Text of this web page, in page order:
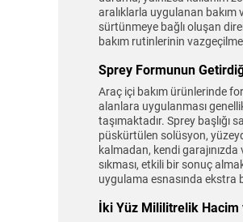
aralıklarla uygulanan bakım
sürtünmeye bağlı oluşan
bakım rutinlerinin
Sprey Formunun
Araç içi bakım ürünlerinde
alanlara uygulanması
taşımaktadır. Sprey
püskürtülen solüsyon,
kalmadan, kendi
sıkması, etkili bir sonuç
uygulama esnasında ekstra
İki Yüz Mililitrelik